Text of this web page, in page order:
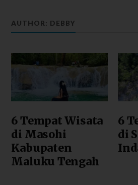
AUTHOR: DEBBY
6 Tempat Wisata
di Masohi
Kabupaten
Maluku Tengah
6
di